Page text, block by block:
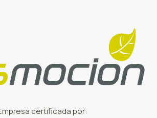
certificada por: